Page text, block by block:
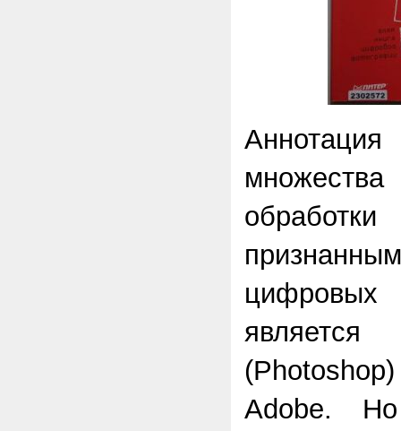
Аннотация
цифровых
(Photoshop
Adobe. Но